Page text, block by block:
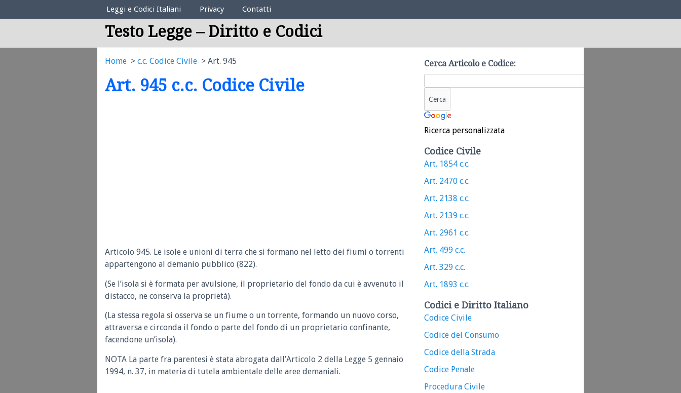
Elenco Codici Legali
Leggi e Codici Italiani Privacy Contatti
Testo Legge – Diritto e Codici
Home c.c. Codice Civile Art. 945
Art. 945 c.c. Codice Civile
Articolo 945. Le isole e unioni di terra che si formano nel letto dei fiumi o torrenti
appartengono al demanio pubblico (822).
(Se l’isola si è formata per avulsione, il proprietario del fondo da cui è avvenuto il
distacco, ne conserva la proprietà).
(La stessa regola si osserva se un fiume o un torrente, formando un nuovo corso,
attraversa e circonda il fondo o parte del fondo di un proprietario confinante,
facendone un’isola).
NOTA La parte fra parentesi è stata abrogata dall’Articolo 2 della Legge 5 gennaio
1994, n. 37, in materia di tutela ambientale delle aree demaniali.
Cerca Articolo e Codice:
Ricerca personalizzata
Codice Civile
Art. 1854 c.c.
Art. 2470 c.c.
Art. 2138 c.c.
Art. 2139 c.c.
Art. 2961 c.c.
Art. 499 c.c.
Art. 329 c.c.
Art. 1893 c.c.
Codici e Diritto Italiano
Codice Civile
Codice del Consumo
Codice della Strada
Codice Penale
Procedura Civile